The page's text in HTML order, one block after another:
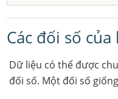
Các đối số
Dữ liệu có thể được
đối số. Một đối số